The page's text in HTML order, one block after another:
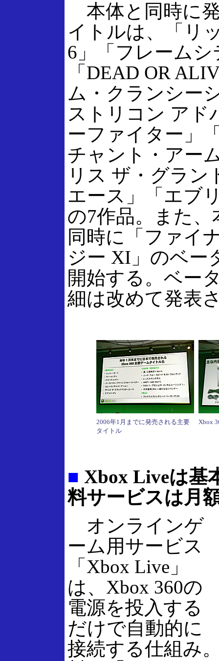
本体と同時に
イトルは、「リ
6」「フレームシ
「DEAD OR
ム・クランシー
ストリコン アド
ーファイター」
チャント・アー
リス ザ・グラン
エース」「エブ
の7作品。また、
同時に「ファイ
ジー XI」のベー
開始する。ベー
細は改めて発表
2006年1月までに発売される主要
タイトル
Xbox
■ Xbox Liveは基
料サービスは月
オンラインゲ
ーム用サービス
「Xbox Live」
は、Xbox 360の
電源を投入する
だけで自動的に
接続する仕組み